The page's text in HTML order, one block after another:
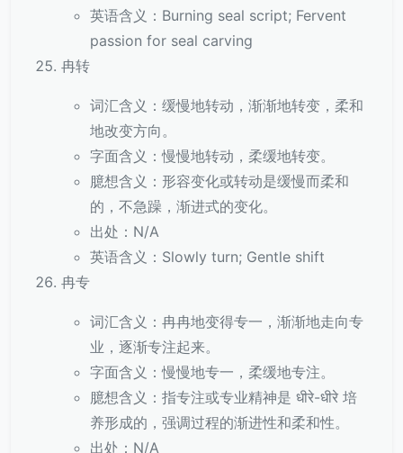
英语含义：Burning seal script; Fervent
passion for seal carving
冉转
词汇含义：缓慢地转动，渐渐地转变，柔和
地改变方向。
字面含义：慢慢地转动，柔缓地转变。
臆想含义：形容变化或转动是缓慢而柔和
的，不急躁，渐进式的变化。
出处：N/A
英语含义：Slowly turn; Gentle shift
冉专
词汇含义：冉冉地变得专一，渐渐地走向专
业，逐渐专注起来。
字面含义：慢慢地专一，柔缓地专注。
臆想含义：指专注或专业精神是 धीरे-धीरे 培
养形成的，强调过程的渐进性和柔和性。
出处：N/A